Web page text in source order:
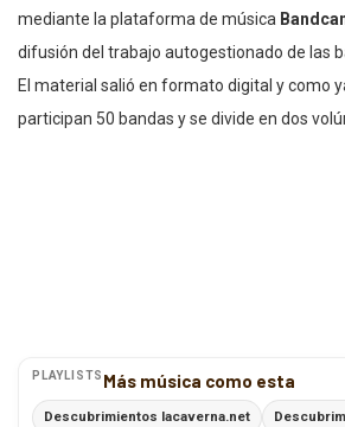
mediante la plataforma de música
difusión del trabajo autogestionado de las
El material salió en formato digital y como
participan 50 bandas y se divide en dos
PLAYLISTS Más música como esta
Descubrimientos lacaverna.net